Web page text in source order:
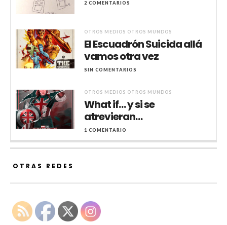
2 COMENTARIOS
OTROS MEDIOS OTROS MUNDOS
El Escuadrón Suicida allá
vamos otra vez
SIN COMENTARIOS
OTROS MEDIOS OTROS MUNDOS
What if… y si se
atrevieran…
1 COMENTARIO
OTRAS REDES